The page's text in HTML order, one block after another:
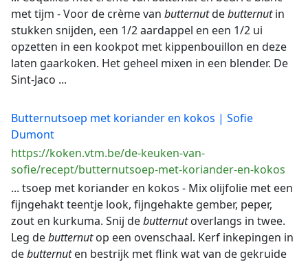
met tijm - Voor de crème van butternutdebutternutin
stukken snijden, een 1/2 aardappel en een 1/2 ui
opzetten in een kookpot met kippenbouillon en deze
laten gaarkoken. Het geheel mixen in een blender. De
Sint-Jaco ...
Butternutsoep met koriander en kokos | Sofie
Dumont
https://koken.vtm.be/de-keuken-van-
sofie/recept/butternutsoep-met-koriander-en-kokos
... tsoep met koriander en kokos - Mix olijfolie met een
fijngehakt teentje look, fijngehakte gember, peper,
zout en kurkuma. Snij debutternutoverlangs in twee.
Leg debutternutop een ovenschaal. Kerf inkepingen in
debutternuten bestrijk met flink wat van de gekruide